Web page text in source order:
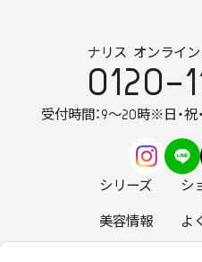
ナリス オンライ
0120-
受付時間：9～20時※日・祝
シリーズ シ
美容情報 よ